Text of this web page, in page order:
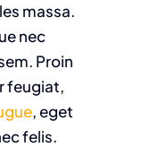
massa.
nec
Proin
feugiat,
, eget
felis.